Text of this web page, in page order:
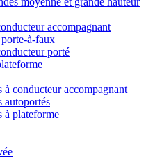
accompagnant
à-faux
porté
à conducteur accompagnant
autoportés
à plateforme